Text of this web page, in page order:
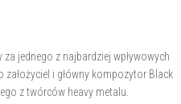
jednego z najbardziej wpływowych
i główny kompozytor Black
z twórców heavy metalu.